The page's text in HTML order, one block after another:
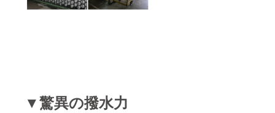
▼驚異の撥水力